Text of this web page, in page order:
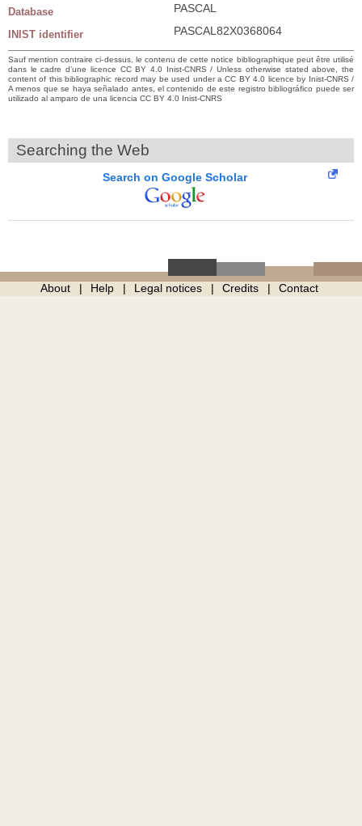
Database PASCAL
INIST identifier PASCAL82X0368064
Sauf mention contraire ci-dessus, le contenu de cette notice bibliographique peut être utilisé
dans le cadre d’une licence CC BY 4.0 Inist-CNRS / Unless otherwise stated above, the
content of this bibliographic record may be used under a CC BY 4.0 licence by Inist-CNRS /
A menos que se haya señalado antes, el contenido de este registro bibliográfico puede ser
utilizado al amparo de una licencia CC BY 4.0 Inist-CNRS
Searching the Web
Search on Google Scholar
About Help Legal notices Credits Contact